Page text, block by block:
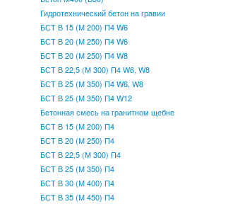
Гидротехнический бетон на гравии
БСТ В 15 (М 200) П4 W6
БСТ В 20 (М 250) П4 W6
БСТ В 20 (М 250) П4 W8
БСТ В 22,5 (М 300) П4 W6, W8
БСТ В 25 (М 350) П4 W6, W8
БСТ В 25 (М 350) П4 W12
Бетонная смесь на гранитном щебне
БСТ В 15 (М 200) П4
БСТ В 20 (М 250) П4
БСТ В 22,5 (М 300) П4
БСТ В 25 (М 350) П4
БСТ В 30 (М 400) П4
БСТ В 35 (М 450) П4